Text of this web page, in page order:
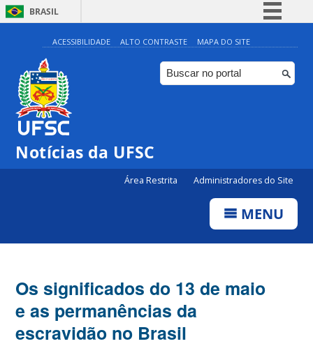
BRASIL
Simplifique!
Comunica BR
Participe
ACESSIBILIDADE ALTO CONTRASTE MAPA DO SITE
Notícias da UFSC
Área Restrita Administradores do Site
MENU
Os significados do 13 de maio
e as permanências da
escravidão no Brasil